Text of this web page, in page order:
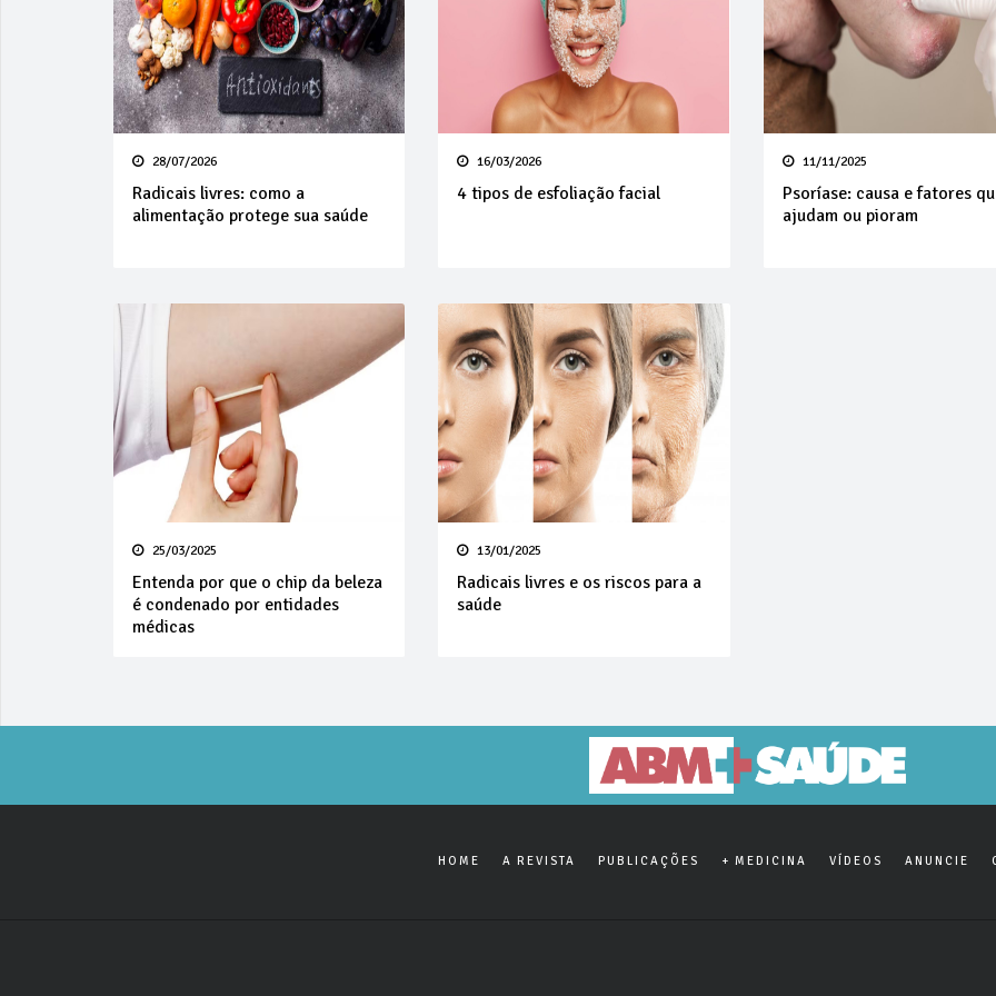
28/07/2026
Radicais livres: como a
alimentação protege sua saúde
16/03/2026
4 tipos de esfoliação facial
11/11/2025
Psoríase: causa e fatores
ajudam ou pioram
25/03/2025
Entenda por que o chip da beleza
é condenado por entidades
médicas
13/01/2025
Radicais livres e os riscos para a
saúde
HOME A REVISTA PUBLICAÇÕES + MEDICINA VÍDEOS ANUNCIE